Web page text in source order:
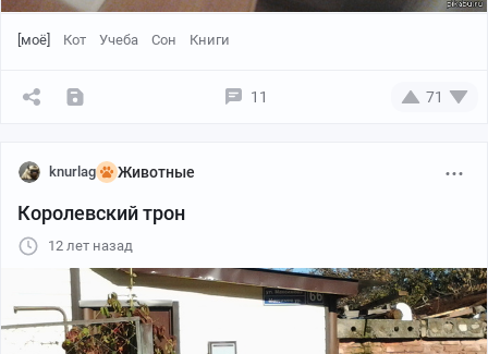
[моё] Кот Учеба Сон Книги
11 71
knurlag Животные
Королевский трон
12 лет назад